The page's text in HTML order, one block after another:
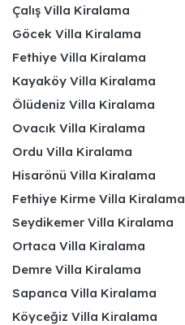
Çalış Villa Kiralama
Göcek Villa Kiralama
Fethiye Villa Kiralama
Kayaköy Villa Kiralama
Ölüdeniz Villa Kiralama
Ovacık Villa Kiralama
Ordu Villa Kiralama
Hisarönü Villa Kiralama
Fethiye Kirme Villa Kiralama
Seydikemer Villa Kiralama
Ortaca Villa Kiralama
Demre Villa Kiralama
Sapanca Villa Kiralama
Köyceğiz Villa Kiralama